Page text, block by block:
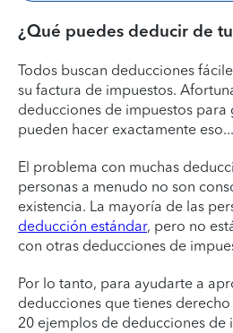
¿Qué puedes deducir de
Todos buscan deducciones
su factura de impuestos.
deducciones de impuestos para
pueden hacer exactamente
El problema con muchas
personas a menudo no son
existencia. La mayoría de las
deducción estándar, pero no
con otras deducciones de
Por lo tanto, para ayudarte a
deducciones que tienes
20 ejemplos de deducciones de